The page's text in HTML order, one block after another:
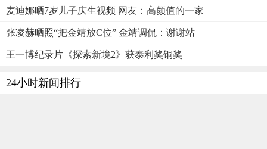
麦迪娜晒7岁儿子庆生视频 网友：高颜值的一家
张凌赫晒照“把金靖放C位” 金靖调侃：谢谢站
王一博纪录片《探索新境2》获泰利奖铜奖
24小时新闻排行